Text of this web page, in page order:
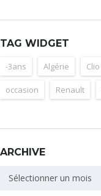
TAG WIDGET
-3ans Algérie Clio
occasion Renault
ARCHIVE
ARCHIVE
Sélectionner un mois